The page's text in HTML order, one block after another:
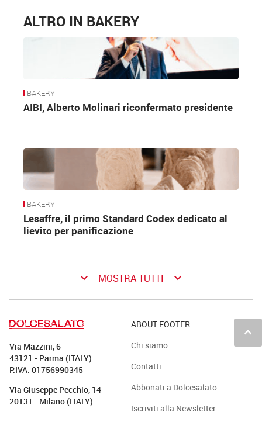
ALTRO IN BAKERY
BAKERY
AIBI, Alberto Molinari riconfermato presidente
BAKERY
Lesaffre, il primo Standard Codex dedicato al
lievito per panificazione
keyboard_arrow_down MOSTRA TUTTI keyboard_arrow_down
keyboard_arrow_up
Via Mazzini, 6
43121 - Parma (ITALY)
P.IVA: 01756990345
Via Giuseppe Pecchio, 14
20131 - Milano (ITALY)
ABOUT FOOTER
Chi siamo
Contatti
Abbonati a Dolcesalato
Iscriviti alla Newsletter